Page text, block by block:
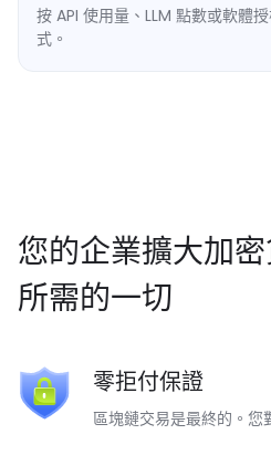
按 API 使用量、LLM 點數或軟體
式。
您的企業擴大加
所需的一切
零拒付保證
區塊鏈交易是最終的。您